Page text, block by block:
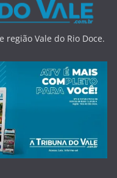
região Vale do Rio Doce.